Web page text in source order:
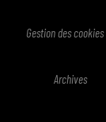
Gestion des cookies
Archives